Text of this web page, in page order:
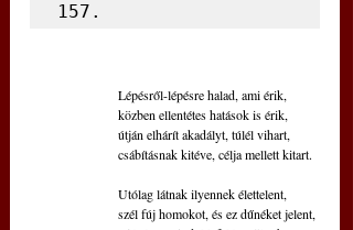
157.
Lépésről-lépésre halad, ami érik,
közben ellentétes hatások is érik,
útján elhárít akadályt, túlél vihart,
csábításnak kitéve, célja mellett kitart.
Utólag látnak ilyennek élettelent,
szél fúj homokot, és ez dűnéket jelent,